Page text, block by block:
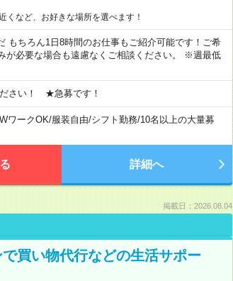
など、お好きな場所を選べます！
もちろん1日8時間のお仕事もご紹介可能です！ご希
必要な場合も遠慮なくご相談ください。 ※週最低
ださい！ ★急募です！
ワークOK/服装自由/シフト勤務/10名以上の大量募
詳細へ
掲載日：2026.08.04
買い物代行などの生活サポー